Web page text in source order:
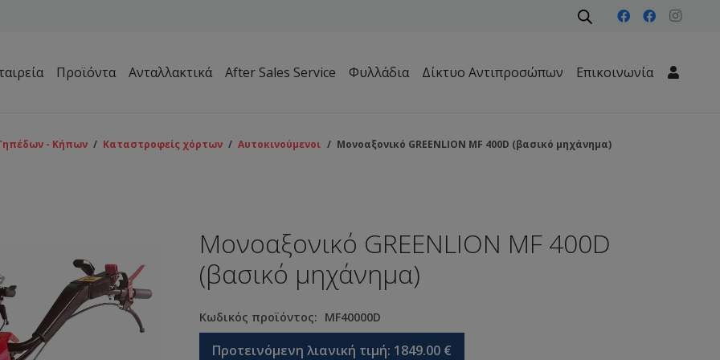
Προϊόντα Ανταλλακτικά After Sales Service Φυλλάδια Δίκτυο Αντιπροσώπων Επικοινωνία
- Κήπων / Καταστροφείς χόρτων / Αυτοκινούμενοι / Μονοαξονικό GREENLION ΜF 400D (βασικό μηχάνημα)
Μονοαξονικό GREENLION ΜF 400D
(βασικό μηχάνημα)
Κωδικός προϊόντος: MF40000D
Προτεινόμενη λιανική τιμή: 1849.00 €